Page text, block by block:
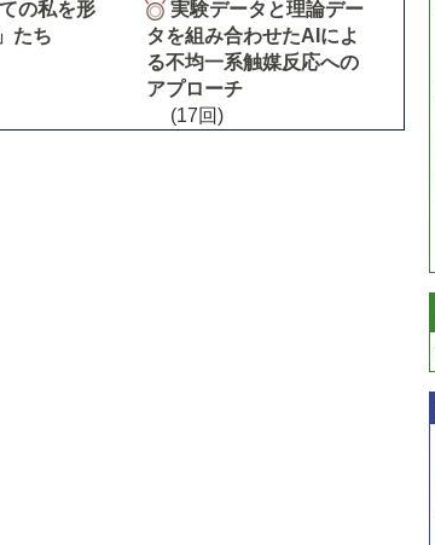
の私を形
たち
実験データと理論デー
タを組み合わせたAIによ
る不均一系触媒反応への
アプローチ
(17回)